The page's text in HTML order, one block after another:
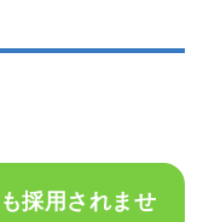
採用されませ